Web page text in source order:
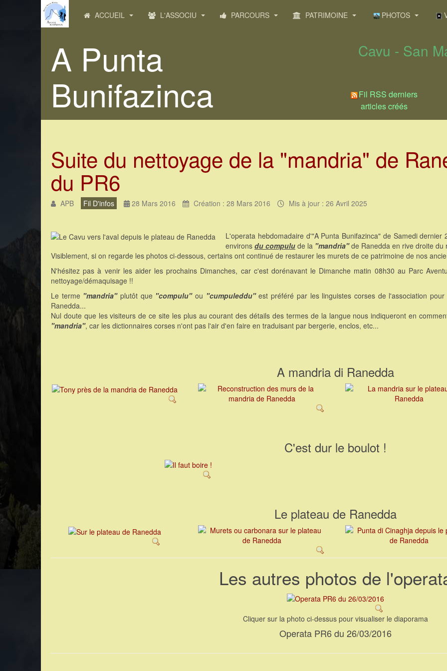
ACCUEIL L'ASSOCIU PARCOURS PATRIMOINE PHOTOS
A Punta
Bunifazinca
Cavu - San
Fil RSS derniers
articles créés
Suite du nettoyage de la "mandria" de
du PR6
APB Fil D'infos 28 Mars 2016 Création : 28 Mars 2016 Mis à jour : 26 Avril 2025
L'operata hebdomadaire d'"A Punta Bunifazinca" de Samedi
environs du compulu de la "mandria"de Ranedda en rive droite du
Visiblement, si on regarde les photos ci-dessous, certains ont continué de restaurer les murets de ce patrimoine de nos
N'hésitez pas à venir les aider les prochains Dimanches, car c'est dorénavant le Dimanche matin 08h30 au Parc
nettoyage/démaquisage !!
Le terme "mandria"plutôt que "compulu"ou "cumpuleddu"est préféré par les linguistes corses de l'association
Ranedda...
Nul doute que les visiteurs de ce site les plus au courant des détails des termes de la langue nous indiqueront en
"mandria", car les dictionnaires corses n'ont pas l'air d'en faire en traduisant par bergerie, enclos, etc...
A mandria di Ranedda
C'est dur le boulot !
Le plateau de Ranedda
Les autres photos de
Cliquer sur la photo ci-dessus pour visualiser le diaporama
Operata PR6 du 26/03/2016